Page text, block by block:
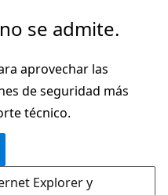
se admite.
aprovechar las
de seguridad más
técnico.
Explorer y